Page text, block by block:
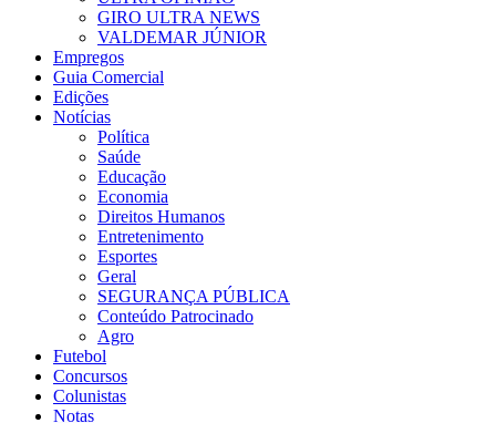
GIRO ULTRA NEWS
VALDEMAR JÚNIOR
Empregos
Guia Comercial
Edições
Notícias
Política
Saúde
Educação
Economia
Direitos Humanos
Entretenimento
Esportes
Geral
SEGURANÇA PÚBLICA
Conteúdo Patrocinado
Agro
Futebol
Concursos
Colunistas
Notas